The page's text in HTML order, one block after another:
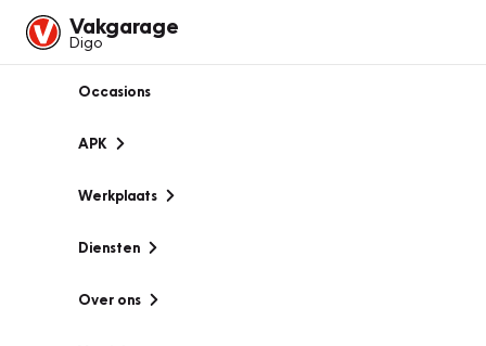
Vakgarage
Digo
Occasions
APK
Werkplaats
Diensten
Over ons